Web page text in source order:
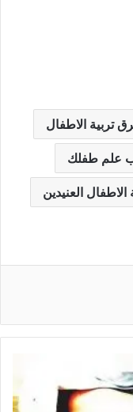
تربية الاطفال
علم طفلك
الاطفال العنيدين